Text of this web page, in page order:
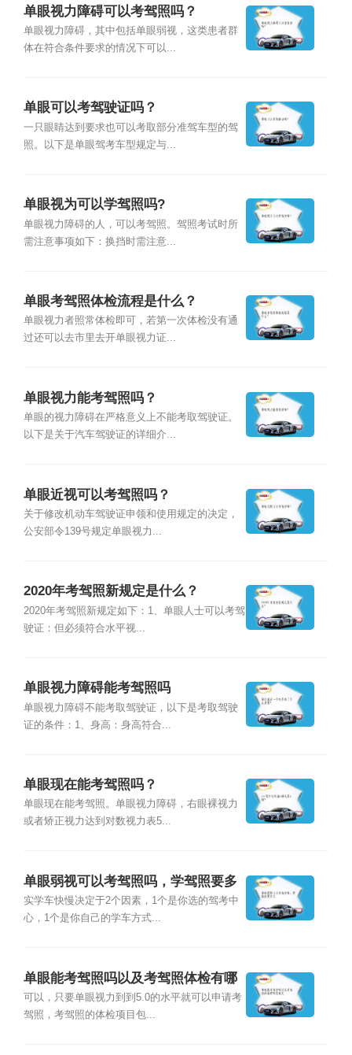
单眼视力障碍可以考驾照吗？
单眼视力障碍，其中包括单眼弱视，这类患者群
体在符合条件要求的情况下可以...
单眼可以考驾驶证吗？
一只眼睛达到要求也可以考取部分准驾车型的驾
照。以下是单眼驾考车型规定与...
单眼视为可以学驾照吗?
单眼视力障碍的人，可以考驾照。驾照考试时所
需注意事项如下：换挡时需注意...
单眼考驾照体检流程是什么？
单眼视力者照常体检即可，若第一次体检没有通
过还可以去市里去开单眼视力证...
单眼视力能考驾照吗？
单眼的视力障碍在严格意义上不能考取驾驶证。
以下是关于汽车驾驶证的详细介...
单眼近视可以考驾照吗？
关于修改机动车驾驶证申领和使用规定的决定，
公安部令139号规定单眼视力...
2020年考驾照新规定是什么？
2020年考驾照新规定如下：1、单眼人士可以考驾
驶证：但必须符合水平视...
单眼视力障碍能考驾照吗
单眼视力障碍不能考取驾驶证，以下是考取驾驶
证的条件：1、身高：身高符合...
单眼现在能考驾照吗？
单眼现在能考驾照。单眼视力障碍，右眼裸视力
或者矫正视力达到对数视力表5...
单眼弱视可以考驾照吗，学驾照要多
久
实学车快慢决定于2个因素，1个是你选的驾考中
心，1个是你自己的学车方式...
单眼能考驾照吗以及考驾照体检有哪
些规定
可以，只要单眼视力到到5.0的水平就可以申请考
驾照，考驾照的体检项目包...